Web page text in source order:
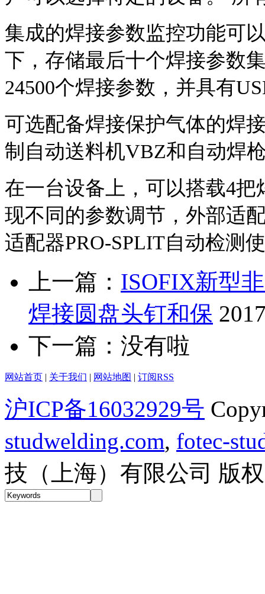
集成的焊接参数监控功能可
下，存储最后十个焊接参数
24500个焊接参数，并具有
可选配备焊接保护气体的焊
制自动送料机VBZ和自动焊
在一台设备上，可以搭载4把
现不同的参数调节，外部适
适配器PRO-SPLIT自动检测
上一篇： ISOFIX新型
焊接圆盘头钉和保
下一篇：没有啦
网站首页 | 关于我们 | 网站地图 | 订阅RSS
沪ICP备16032929号
studwelding.com, fotec-
技（上海）有限公司 版